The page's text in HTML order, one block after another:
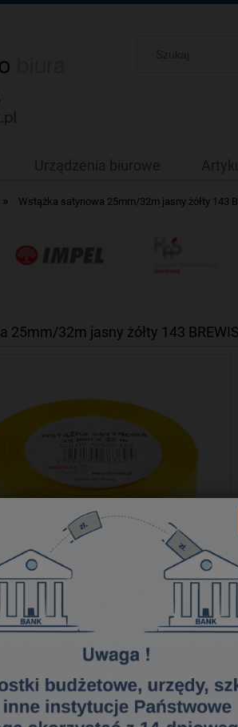
Urządzenia biurowe
» Wstążka satynowa 25mm/32m jasny żółty 143
25mm/32m jasny żółty 143 BREWIS